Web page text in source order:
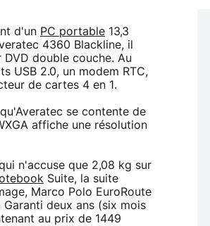
d'un PC portable 13,3
4360 Blackline, il
double couche. Au
USB 2.0, un modem RTC,
de cartes 4 en 1.
se contente de
affiche une résolution
n'accuse que 2,08 kg sur
Suite, la suite
Marco Polo EuroRoute
Garanti deux ans (six mois
au prix de 1449